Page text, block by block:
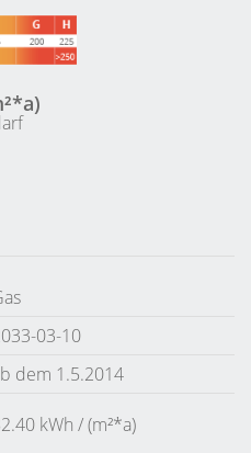
03-10
dem 1.5.2014
kWh / (m²*a)